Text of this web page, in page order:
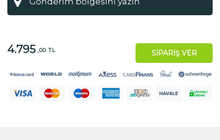
4.795 ,00 TL SİPARİŞ VER